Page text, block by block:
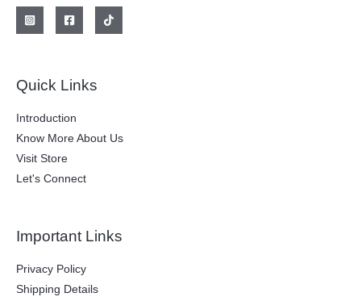
Quick Links
Introduction
Know More About Us
Visit Store
Let's Connect
Important Links
Privacy Policy
Shipping Details